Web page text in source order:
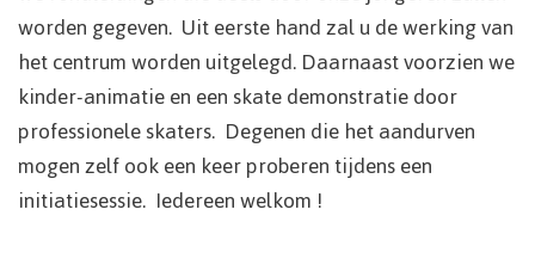
worden gegeven. Uit eerste hand zal u de werking van
het centrum worden uitgelegd. Daarnaast voorzien we
kinder-animatie en een skate demonstratie door
professionele skaters. Degenen die het aandurven
mogen zelf ook een keer proberen tijdens een
initiatiesessie. Iedereen welkom !